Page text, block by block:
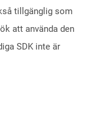
tillgänglig som
att använda den
SDK inte är